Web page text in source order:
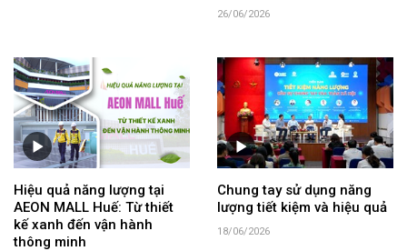
26/06/2026
Hiệu quả năng lượng tại
AEON MALL Huế: Từ thiết
kế xanh đến vận hành
thông minh
Chung tay sử dụng năng
lượng tiết kiệm và hiệu quả
18/06/2026